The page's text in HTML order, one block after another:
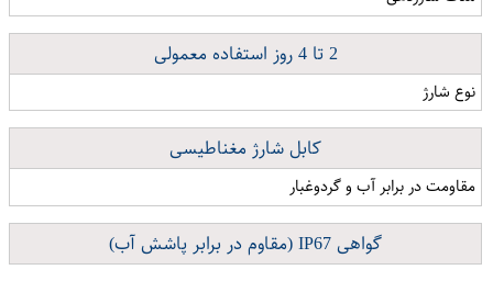
2 تا 4 روز استفاده معمولی
نوع شارژ
کابل شارژ مغناطیسی
مقاومت در برابر آب و گردوغبار
گواهی IP67 (مقاوم در برابر پاشش آب)